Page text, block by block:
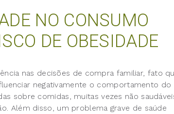
NO CONSUMO
DE OBESIDADE
nas decisões de compra familiar, fato
negativamente o comportamento do
sobre comidas, muitas vezes não
Além disso, um problema grave de saúde